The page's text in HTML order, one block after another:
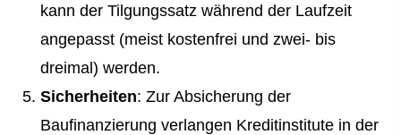
kann der Tilgungssatz während der Laufzeit
angepasst (meist kostenfrei und zwei- bis
dreimal) werden.
Sicherheiten: Zur Absicherung der
Baufinanzierung verlangen Kreditinstitute in der